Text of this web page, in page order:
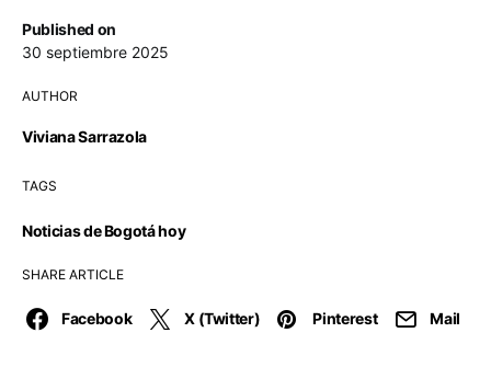
Published on
30 septiembre 2025
AUTHOR
Viviana Sarrazola
TAGS
Noticias de Bogotá hoy
SHARE ARTICLE
Facebook X (Twitter) Pinterest Mail